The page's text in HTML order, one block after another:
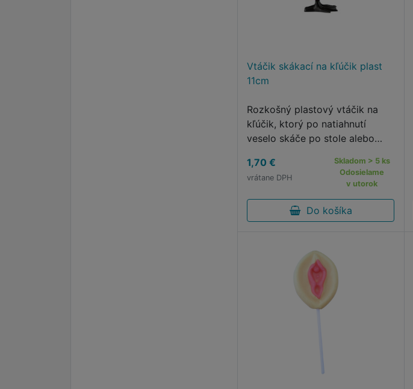
Vtáčik skákací na kľúčik plast
11cm
Rozkošný plastový vtáčik na
kľúčik, ktorý po natiahnutí
veselo skáče po stole alebo
1,70 €
vrátane DPH
Skladom > 5 ks
Odosielame
v utorok
Do košíka